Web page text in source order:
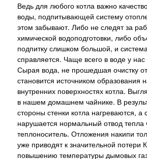
Ведь для любого котла важно
воды, подпитывающей систему
этом забывают. Либо не следят за
химической водоподготовки, либо
подпитку слишком большой, и
справляется. Чаще всего в воде у
Сырая вода, не прошедшая очистку
становится источником образования
внутренних поверхностях котла.
в нашем домашнем чайнике. В
стороны стенки котла нагреваются, а
нарушается нормальный отвод тепла
теплоноситель. Отложения накипи
уже приводят к значительной потери
повышению температуры дымовых